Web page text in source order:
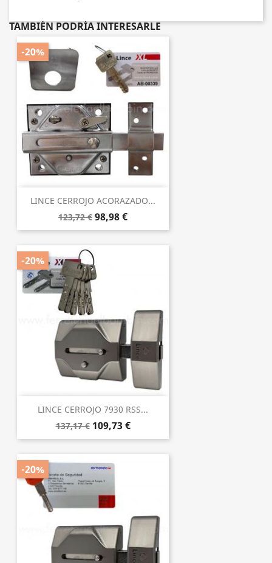
TAMBIÉN PODRÍA INTERESARLE
LINCE CERROJO ACORAZADO...
123,72 € 98,98 €
-20%
LINCE CERROJO 7930 RSS...
137,17 € 109,73 €
-20%
-20%